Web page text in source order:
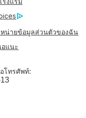
หน่ายข้อมูลส่วนตัวของฉัน
อแนะ
โทรศัพท์: